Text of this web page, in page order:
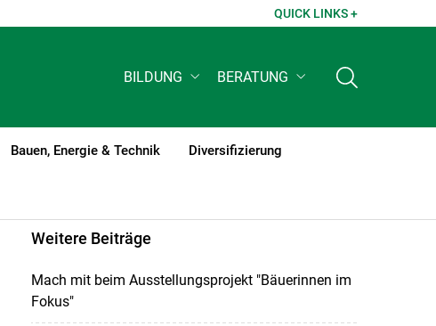
QUICK LINKS +
BILDUNG BERATUNG
Bauen, Energie & Technik Diversifizierung
Weitere Beiträge
Mach mit beim Ausstellungsprojekt "Bäuerinnen im
Fokus"